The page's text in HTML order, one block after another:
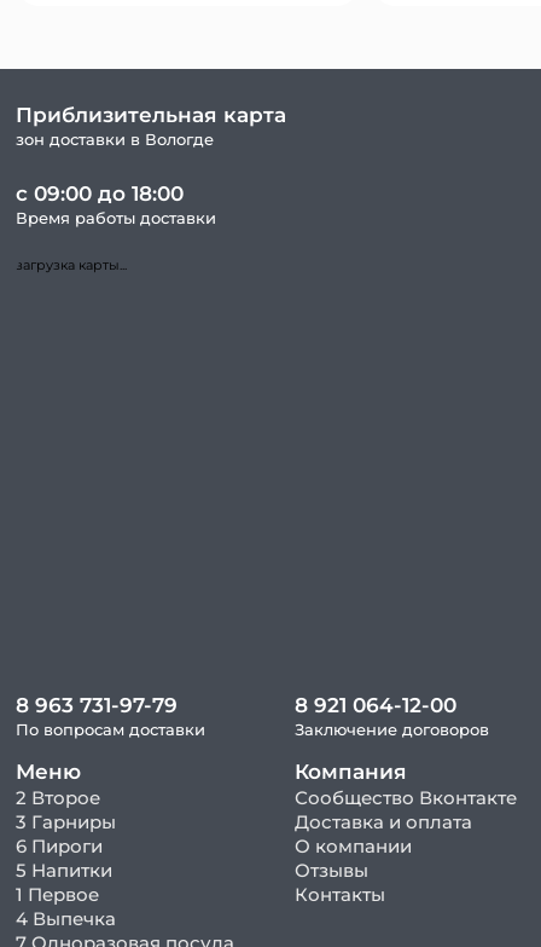
Приблизительная карта
зон доставки в Вологде
с 09:00 до 18:00
Время работы доставки
загрузка карты...
8 963 731-97-79
По вопросам доставки
Меню
2 Второе
3 Гарниры
6 Пироги
5 Напитки
1 Первое
4 Выпечка
8 921 064-12-00
Заключение договоров
Компания
Сообщество Вконтакте
Доставка и оплата
О компании
Отзывы
Контакты